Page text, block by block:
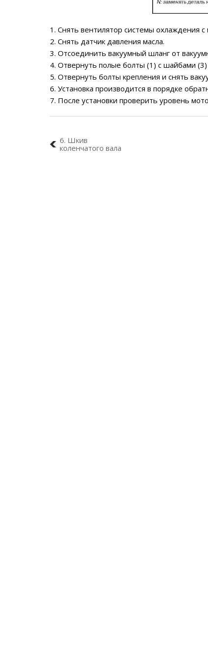
1. Снять вентилятор системы охлаждения
2. Снять датчик давления масла.
3. Отсоединить вакуумный шланг от
4. Отвернуть полые болты (1) с шайбами
5. Отвернуть болты крепления и снять
6. Установка производится в порядке
7. После установки проверить уровень
6. Шкив
коленчатого вала